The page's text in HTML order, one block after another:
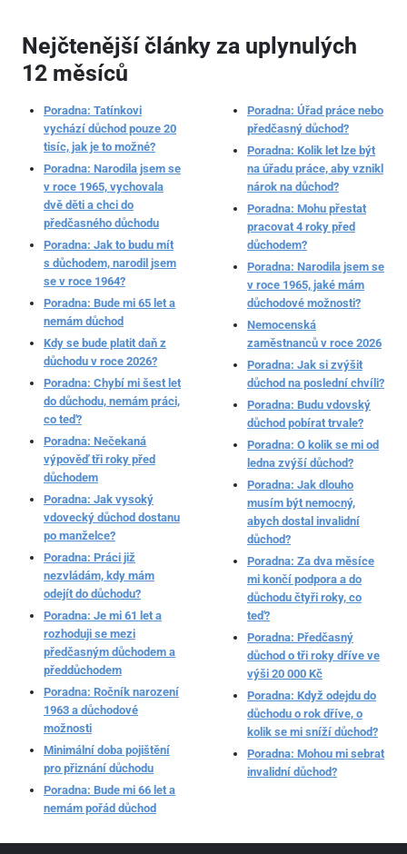
Nejčtenější články za uplynulých
12 měsíců
Poradna: Tatínkovi
vychází důchod pouze 20
tisíc, jak je to možné?
Poradna: Narodila jsem se
v roce 1965, vychovala
dvě děti a chci do
předčasného důchodu
Poradna: Jak to budu mít
s důchodem, narodil jsem
se v roce 1964?
Poradna: Bude mi 65 let a
nemám důchod
Kdy se bude platit daň z
důchodu v roce 2026?
Poradna: Chybí mi šest let
do důchodu, nemám práci,
co teď?
Poradna: Nečekaná
výpověď tři roky před
důchodem
Poradna: Jak vysoký
vdovecký důchod dostanu
po manželce?
Poradna: Práci již
nezvládám, kdy mám
odejít do důchodu?
Poradna: Je mi 61 let a
rozhoduji se mezi
předčasným důchodem a
předdůchodem
Poradna: Ročník narození
1963 a důchodové
možnosti
Minimální doba pojištění
pro přiznání důchodu
Poradna: Bude mi 66 let a
nemám pořád důchod
Poradna: Úřad práce nebo
předčasný důchod?
Poradna: Kolik let lze být
na úřadu práce, aby vznikl
nárok na důchod?
Poradna: Mohu přestat
pracovat 4 roky před
důchodem?
Poradna: Narodila jsem se
v roce 1965, jaké mám
důchodové možnosti?
Nemocenská
zaměstnanců v roce 2026
Poradna: Jak si zvýšit
důchod na poslední chvíli?
Poradna: Budu vdovský
důchod pobírat trvale?
Poradna: O kolik se mi od
ledna zvýší důchod?
Poradna: Jak dlouho
musím být nemocný,
abych dostal invalidní
důchod?
Poradna: Za dva měsíce
mi končí podpora a do
důchodu čtyři roky, co
teď?
Poradna: Předčasný
důchod o tři roky dříve ve
výši 20 000 Kč
Poradna: Když odejdu do
důchodu o rok dříve, o
kolik se mi sníží důchod?
Poradna: Mohou mi sebrat
invalidní důchod?